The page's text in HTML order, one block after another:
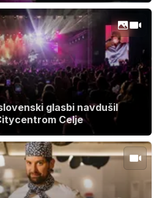
glasbi navdušil
Celje